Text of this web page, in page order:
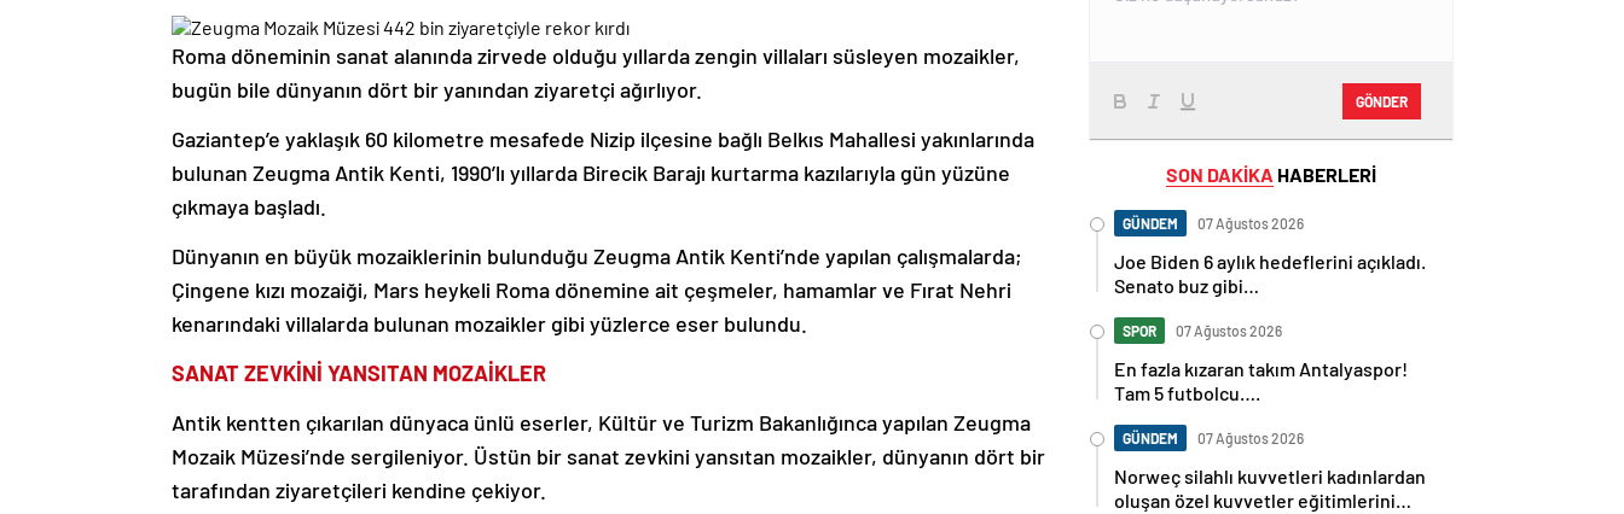
Roma döneminin sanat alanında zirvede olduğu yıllarda zengin villaları süsleyen mozaikler,
bugün bile dünyanın dört bir yanından ziyaretçi ağırlıyor.
Gaziantep’e yaklaşık 60 kilometre mesafede Nizip ilçesine bağlı Belkıs Mahallesi yakınlarında
bulunan Zeugma Antik Kenti, 1990’lı yıllarda Birecik Barajı kurtarma kazılarıyla gün yüzüne
çıkmaya başladı.
Dünyanın en büyük mozaiklerinin bulunduğu Zeugma Antik Kenti’nde yapılan çalışmalarda;
Çingene kızı mozaiği, Mars heykeli Roma dönemine ait çeşmeler, hamamlar ve Fırat Nehri
kenarındaki villalarda bulunan mozaikler gibi yüzlerce eser bulundu.
SANAT ZEVKİNİ YANSITAN MOZAİKLER
Antik kentten çıkarılan dünyaca ünlü eserler, Kültür ve Turizm Bakanlığınca yapılan Zeugma
Mozaik Müzesi’nde sergileniyor. Üstün bir sanat zevkini yansıtan mozaikler, dünyanın dört bir
tarafından ziyaretçileri kendine çekiyor.
GÖNDER
SON DAKİKA HABERLERİ
GÜNDEM 07 Ağustos 2026
Joe Biden 6 aylık hedeflerini açıkladı.
Senato buz gibi…
SPOR 07 Ağustos 2026
En fazla kızaran takım Antalyaspor!
Tam 5 futbolcu….
GÜNDEM 07 Ağustos 2026
Norweç silahlı kuvvetleri kadınlardan
oluşan özel kuvvetler eğitimlerini